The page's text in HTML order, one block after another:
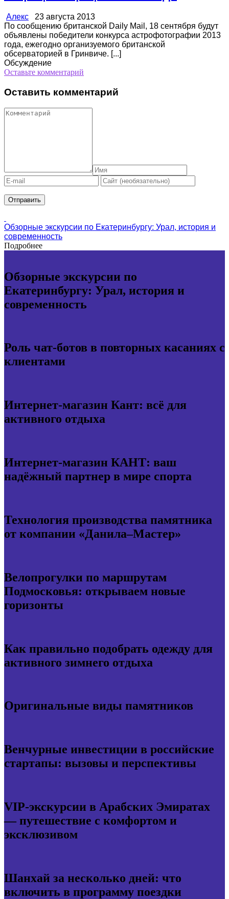
Алекс 23 августа 2013
По сообщению британской Daily Mail, 18 сентября будут
объявлены победители конкурса астрофотографии 2013
года, ежегодно организуемого британской
обсерваторией в Гринвиче. [...]
Обсуждение
Оставьте комментарий
Оставить комментарий
Обзорные экскурсии по Екатеринбургу: Урал, история и
современность
Подробнее
Обзорные экскурсии по
Екатеринбургу: Урал, история и
современность
Роль чат-ботов в повторных касаниях с
клиентами
Интернет-магазин Кант: всё для
активного отдыха
Интернет-магазин КАНТ: ваш
надёжный партнер в мире спорта
Технология производства памятника
от компании «Данила–Мастер»
Велопрогулки по маршрутам
Подмосковья: открываем новые
горизонты
Как правильно подобрать одежду для
активного зимнего отдыха
Оригинальные виды памятников
Венчурные инвестиции в российские
стартапы: вызовы и перспективы
VIP-экскурсии в Арабских Эмиратах
— путешествие с комфортом и
эксклюзивом
Шанхай за несколько дней: что
включить в программу поездки